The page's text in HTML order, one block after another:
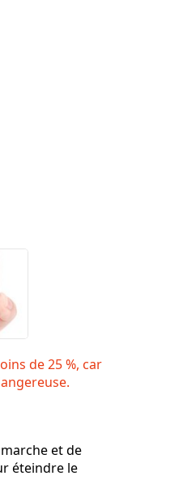
de 25 %, car
et de
éteindre le